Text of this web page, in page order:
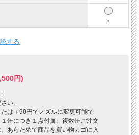
○
する
円)
い。
は＋90円でノズルに変更可能で
缶につき１点付属。複数缶ご注文
あらためて商品を買い物カゴに入